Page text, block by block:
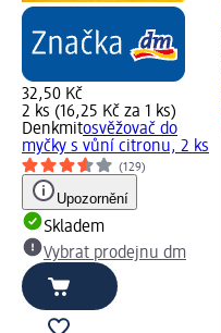
32,50 Kč
2 ks (16,25 Kč za 1 ks)
Denkmitosvěžovač do
myčky s vůní citronu, 2 ks
(129)
Upozornění
Skladem
Vybrat prodejnu dm